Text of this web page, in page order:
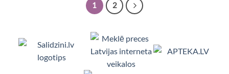
1 2
Viedpulksteņi, Makita, Ceļojumu